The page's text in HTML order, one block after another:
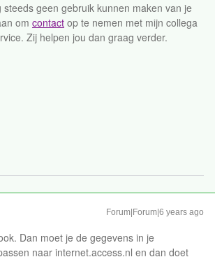
geen gebruik kunnen maken van je
om contact op te nemen met mijn collega
Zij helpen jou dan graag verder.
Forum|Forum|6 years ago
Dan moet je de gegevens in je
naar internet.access.nl en dan doet